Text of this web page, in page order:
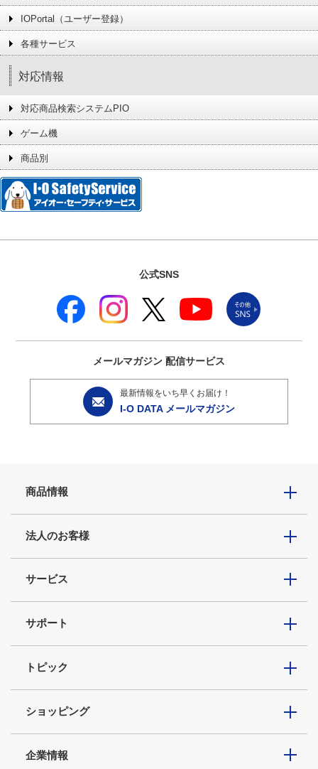
IOPortal（ユーザー登録）
各種サービス
対応情報
対応商品検索システムPIO
ゲーム機
商品別
公式SNS
メールマガジン 配信サービス
最新情報をいち早くお届け！
I-O DATA メールマガジン
商品情報
法人のお客様
サービス
サポート
トピック
ショッピング
企業情報